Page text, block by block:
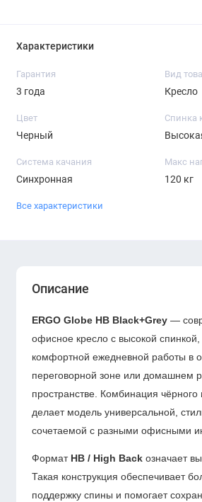
Характеристики
Гарантия
3 года
Вид
Кресло
Цвет
Черный
Спинка
Система качания
Синхронная
Макс
120 кг
Все характеристики
Описание
ERGO Globe HB Black+Grey —
офисное кресло с высокой
комфортной ежедневной работы в
переговорной зоне или домашнем
пространстве. Комбинация чёрного
делает модель универсальной,
сочетаемой с разными офисными
Формат HB / High Back означает
Такая конструкция обеспечивает
поддержку спины и помогает